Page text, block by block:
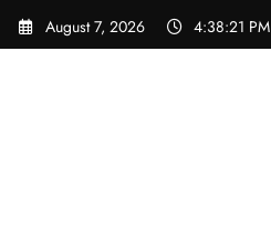
Skip
August 7, 2026 4:38:22 PM